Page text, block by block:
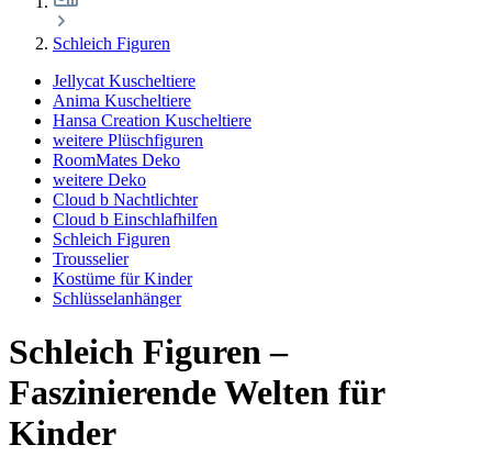
Schleich Figuren
Jellycat Kuscheltiere
Anima Kuscheltiere
Hansa Creation Kuscheltiere
weitere Plüschfiguren
RoomMates Deko
weitere Deko
Cloud b Nachtlichter
Cloud b Einschlafhilfen
Schleich Figuren
Trousselier
Kostüme für Kinder
Schlüsselanhänger
Schleich Figuren –
Faszinierende Welten für
Kinder